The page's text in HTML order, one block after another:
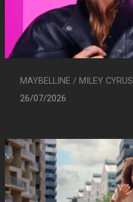
MAYBELLINE / MILEY CYRUS
26/07/2026